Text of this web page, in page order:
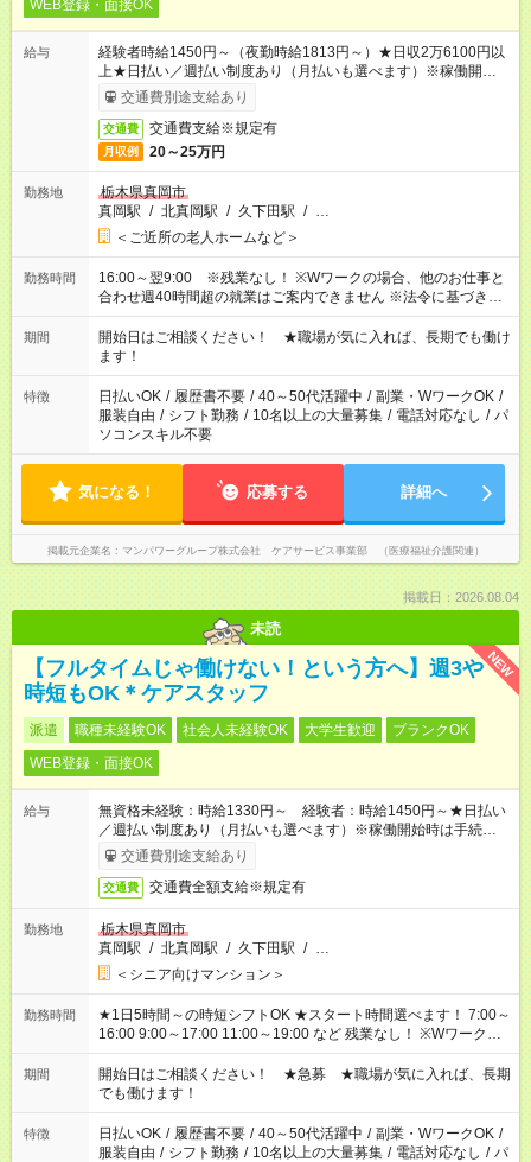
WEB登録・面接OK
給与
経験者時給1450円～（夜勤時給1813円～）★日収2万6100円以
上★日払い／週払い制度あり（月払いも選べます）※稼働開始時
は手続き完了次第のお支払いとなります。
交通費別途支給あり
交通費 交通費支給※規定有
月収例 20～25万円
勤務地
栃木県真岡市
真岡駅 / 北真岡駅 / 久下田駅 / …
＜ご近所の老人ホームなど＞
勤務時間
16:00～翌9:00 ※残業なし！ ※Wワークの場合、他のお仕事と
合わせ週40時間超の就業はご案内できません ※法令に基づき、
週20時間以上勤務は社会保険への加入対象となります ※労働者
派遣法（日雇い派遣の原則禁止）により、短時間・短期間の就
業はご案内が難しい場合があります
期間
開始日はご相談ください！ ★職場が気に入れば、長期でも働け
ます！
特徴 日払いOK / 履歴書不要 / 40～50代活躍中 / 副業・WワークOK /
服装自由 / シフト勤務 / 10名以上の大量募集 / 電話対応なし / パ
ソコンスキル不要
気になる！ 応募する 詳細へ
掲載元企業名 マンパワーグループ株式会社 ケアサービス事業部 （医療福祉介護関連）
掲載日：2026.08.04
未読
NEW
【フルタイムじゃ働けない！という方へ】週3や
時短もOK＊ケアスタッフ
派遣 職種未経験OK 社会人未経験OK 大学生歓迎
ブランクOK
WEB登録・面接OK
給与
無資格未経験：時給1330円～ 経験者：時給1450円～★日払い
／週払い制度あり（月払いも選べます）※稼働開始時は手続き完
了次第のお支払いとなります。
交通費別途支給あり
交通費 交通費全額支給※規定有
勤務地
栃木県真岡市
真岡駅 / 北真岡駅 / 久下田駅 / …
＜シニア向けマンション＞
勤務時間
★1日5時間～の時短シフトOK ★スタート時間選べます！ 7:00～
16:00 9:00～17:00 11:00～19:00 など 残業なし！ ※Wワークの
場合、他のお仕事と合わせ週40時間超の就業はご案内できませ
ん ※法令に基づき、週20時間以上勤務は社会保険への加入対象
となります ※労働者派遣法（日雇い派遣の原則禁止）により、
短時間・短期間の就業はご案内が難しい場合があります
期間
開始日はご相談ください！ ★急募 ★職場が気に入れば、長期
でも働けます！
特徴 日払いOK / 履歴書不要 / 40～50代活躍中 / 副業・WワークOK /
服装自由 / シフト勤務 / 10名以上の大量募集 / 電話対応なし / パ